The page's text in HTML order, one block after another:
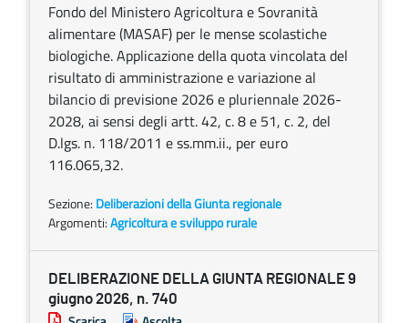
Fondo del Ministero Agricoltura e Sovranità
alimentare (MASAF) per le mense scolastiche
biologiche. Applicazione della quota vincolata del
risultato di amministrazione e variazione al
bilancio di previsione 2026 e pluriennale 2026-
2028, ai sensi degli artt. 42, c. 8 e 51, c. 2, del
D.lgs. n. 118/2011 e ss.mm.ii., per euro
116.065,32.
Sezione: Deliberazioni della Giunta regionale
Argomenti:Agricoltura e sviluppo rurale
DELIBERAZIONE DELLA GIUNTA REGIONALE 9
giugno 2026, n. 740